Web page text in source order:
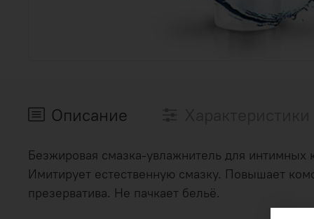
Описание
Безжировая смазка-увлажнитель для интимных
Имитирует естественную смазку. Повышает
презерватива. Не пачкает бельё.